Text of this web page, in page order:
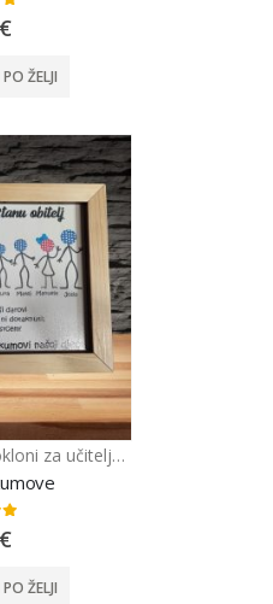
€
ŽELJI
za učitelje, učiteljice, tete u vrtiću
€
ŽELJI